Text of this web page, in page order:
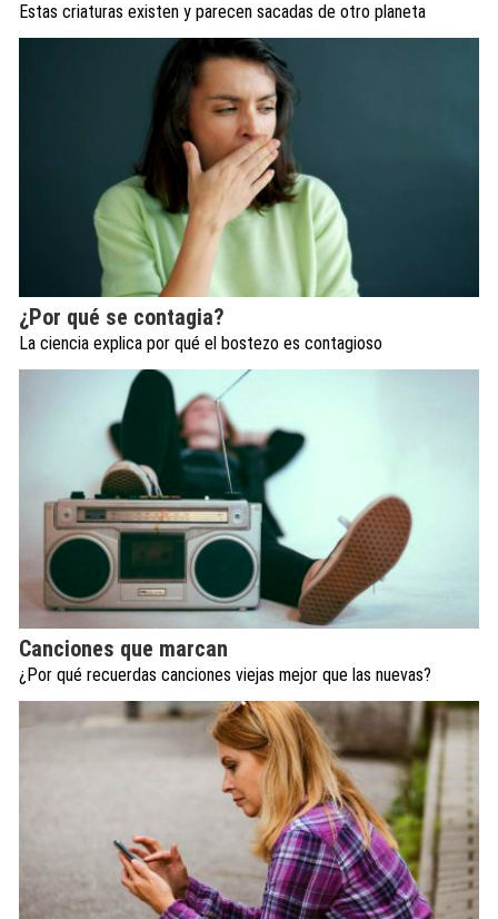
Estas criaturas existen y parecen sacadas de otro planeta
¿Por qué se contagia?
La ciencia explica por qué el bostezo es contagioso
Canciones que marcan
¿Por qué recuerdas canciones viejas mejor que las nuevas?